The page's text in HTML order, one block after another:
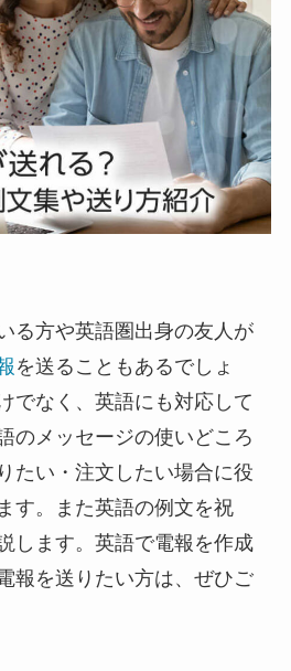
合格祝い・卒業
い
い
舞い
る方や英語圏出身の友人が
を送ることもあるでしょ
でなく、英語にも対応して
のメッセージの使いどころ
たい・注文したい場合に役
す。また英語の例文を祝
します。英語で電報を作成
報を送りたい方は、ぜひご